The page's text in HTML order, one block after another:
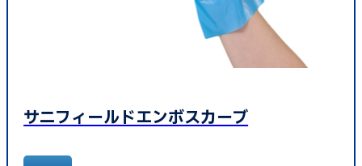
サニフィールドエンボスカーブ